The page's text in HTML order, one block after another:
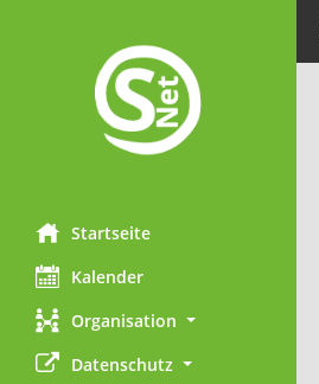
Startseite
Kalender
Organisation
Datenschutz